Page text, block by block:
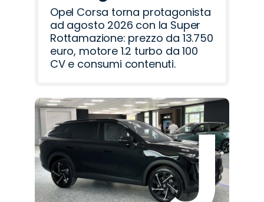
Opel Corsa torna protagonista
ad agosto 2026 con la Super
Rottamazione: prezzo da 13.750
euro, motore 1.2 turbo da 100
CV e consumi contenuti.